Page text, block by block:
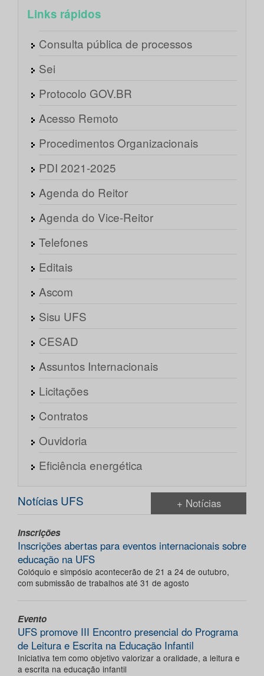
Links rápidos
Consulta pública de processos
Sei
Protocolo GOV.BR
Acesso Remoto
Procedimentos Organizacionais
PDI 2021-2025
Agenda do Reitor
Agenda do Vice-Reitor
Telefones
Editais
Ascom
Sisu UFS
CESAD
Assuntos Internacionais
Licitações
Contratos
Ouvidoria
Eficiência energética
Notícias UFS + Notícias
Inscrições
Inscrições abertas para eventos internacionais sobre
educação na UFS
Colóquio e simpósio acontecerão de 21 a 24 de outubro,
com submissão de trabalhos até 31 de agosto
Evento
UFS promove III Encontro presencial do Programa
de Leitura e Escrita na Educação Infantil
Iniciativa tem como objetivo valorizar a oralidade, a leitura e
a escrita na educação infantil